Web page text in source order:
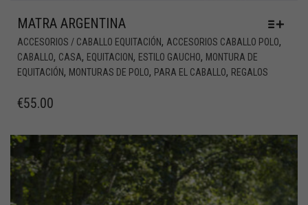
MATRA ARGENTINA
ACCESORIOS / CABALLO EQUITACIÓN, ACCESORIOS CABALLO POLO,
CABALLO, CASA, EQUITACION, ESTILO GAUCHO, MONTURA DE
EQUITACIÓN, MONTURAS DE POLO, PARA EL CABALLO, REGALOS
€55.00